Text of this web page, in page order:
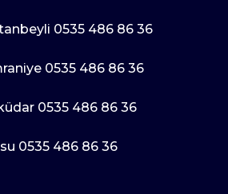
0535 486 86 36
0535 486 86 36
0535 486 86 36
0535 486 86 36